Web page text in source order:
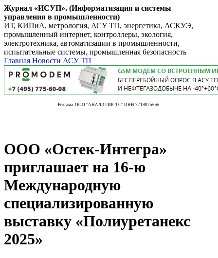
Журнал «ИСУП». (Информатизация и системы
управления в промышленности)
ИТ, КИПиА, метрология, АСУ ТП, энергетика, АСКУЭ,
промышленный интернет, контроллеры, экология,
электротехника, автоматизации в промышленности,
испытательные системы, промышленная безопасность
Главная Новости АСУ ТП
Реклама. ООО "АНАЛИТИК-ТС" ИНН 7719025656
ООО «Остек-Интегра»
приглашает на 16-ю
Международную
специализированную
выставку «Полиуретанекс
2025»